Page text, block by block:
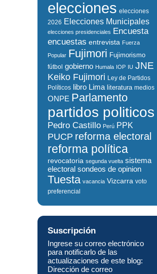
elecciones elecciones
2026 Elecciones Municipales
elecciones presidenciales Encuesta
encuestas entrevista Fuerza
Popular Fujimori Fujimorismo
fútbol gobierno Humala IOP IU JNE
Keiko Fujimori Ley de Partidos
Políticos libro Lima literatura medios
ONPE Parlamento
partidos politicos
Pedro Castillo Perú PPK
PUCP reforma electoral
reforma política
revocatoria segunda vuelta sistema
electoral sondeos de opinion
Tuesta vacancia Vizcarra voto
preferencial
Suscripción
Ingrese su correo electrónico
para notificarlo de las
actualizaciones de este blog:
Dirección de correo